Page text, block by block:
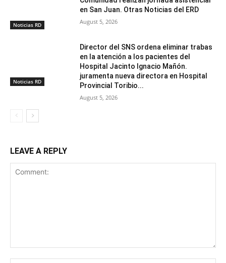
Noticias RD
en San Juan. Otras Noticias del ERD
August 5, 2026
Noticias RD
Director del SNS ordena eliminar trabas
en la atención a los pacientes del
Hospital Jacinto Ignacio Mañón.
juramenta nueva directora en Hospital
Provincial Toribio...
August 5, 2026
LEAVE A REPLY